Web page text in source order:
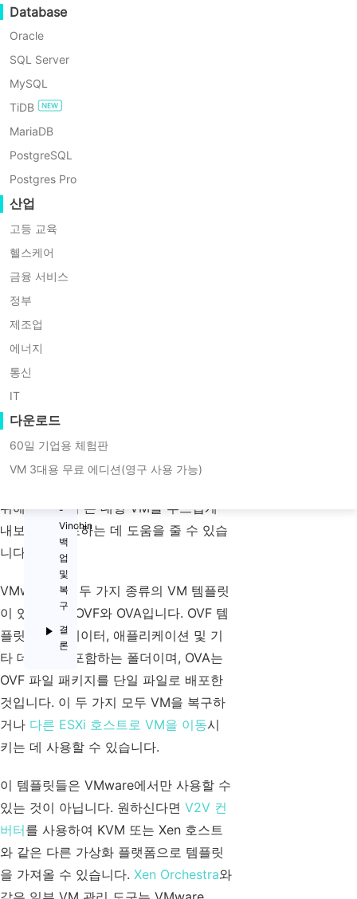
Database
Oracle
SQL Server
MySQL
TiDB
MariaDB
PostgreSQL
Postgres Pro
산업
고등 교육
헬스케어
금융 서비스
정부
제조업
에너지
통신
IT
다운로드
60일 기업용 체험판
VM 3대용 무료 에디션(영구 사용 가능)
를
또
를
변
하
엇
그
이
-
Vinchin
백
업
및
복
구
결
론
니다. VMware는 사용자가
내보낼 수
만, 이러한 작업을 수행할 수 있는 유일한
응용 프로그램은 아닙니다.
예를 들어, VMware OVF 도구도 이 작업
을 대신 수행할 수 있습니다.
VMware OVF 도구 및 기
능
OVF 도구는 Open Virtualization
가상 머신(VM)을 내보낼 때, IT 관리자는
ESXi 또는 vCenter를 사용하여 VM 템플
릿을 내보낸 후 해당 템플릿을 배포할 수
있습니다. 때로 IT 관리자는 VM이 너무
큰 경우 작업 실패가 발생할 수 있음을 알
위해 OVF 도구는 대형 VM을 부드럽게
내보내고 배포하는 데 도움을 줄 수 있습
니다.
VMware에는 두 가지 종류의 VM 템플릿
이 있습니다. OVF와 OVA입니다. OVF 템
플릿은 메타데이터, 애플리케이션 및 기
타 데이터를 포함하는 폴더이며, OVA는
OVF 파일 패키지를 단일 파일로 배포한
것입니다. 이 두 가지 모두 VM을 복구하
거나 다른 ESXi 호스트로 VM을 이동시
키는 데 사용할 수 있습니다.
이 템플릿들은 VMware에서만 사용할 수
있는 것이 아닙니다. 원하신다면 V2V 컨
버터를 사용하여 KVM 또는 Xen 호스트
와 같은 다른 가상화 플랫폼으로 템플릿
을 가져올 수 있습니다. Xen Orchestra와